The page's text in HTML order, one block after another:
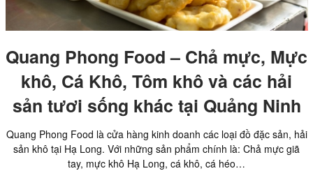
Quang Phong Food – Chả mực, Mực
khô, Cá Khô, Tôm khô và các hải
sản tươi sống khác tại Quảng Ninh
Quang Phong Food là cửa hàng kinh doanh các loại đồ đặc sản, hải
sản khô tại Hạ Long. Với những sản phẩm chính là: Chả mực giã
tay, mực khô Hạ Long, cá khô, cá héo…